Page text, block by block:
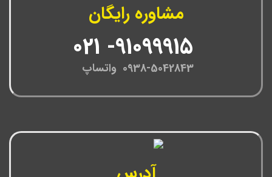
مشاوره رایگان
0938-5042843 واتساپ